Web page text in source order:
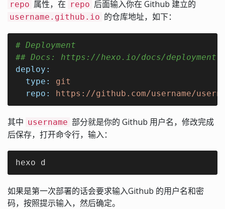
repo 属性，在 repo 后面输入你在 Github 建立的
username.github.io 的仓库地址，如下：
# Deployment
## Docs: https://hexo.io/docs/
deploy:
type:
git
repo:
https://github.com/username/
其中 username 部分就是你的 Github 用户名，修改完成
后保存，打开命令行，输入：
hexo d
如果是第一次部署的话会要求输入Github 的用户名和密
码，按照提示输入，然后确定。